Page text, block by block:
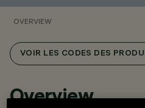
OVERVIEW
VOIR LES CODES DES
Overview